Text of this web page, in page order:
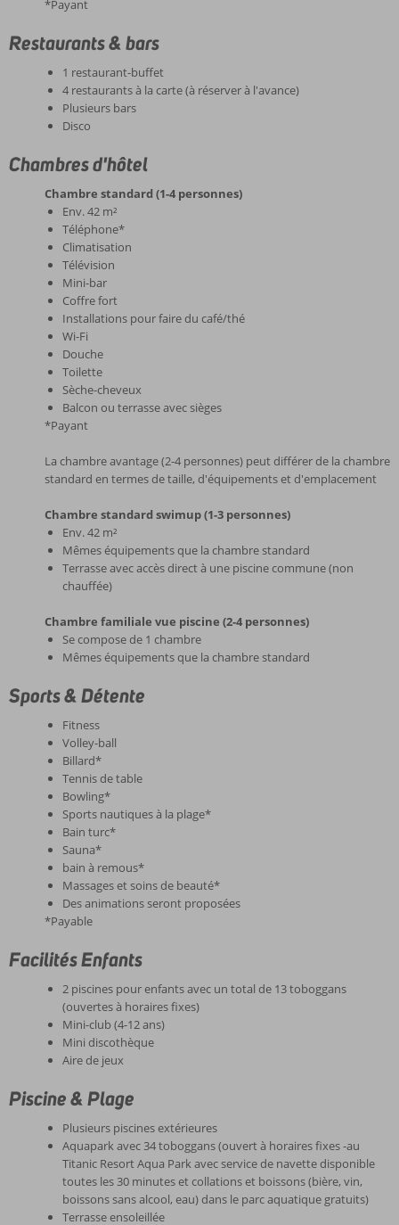
*Payant
Restaurants & bars
1 restaurant-buffet
4 restaurants à la carte (à réserver à l'avance)
Plusieurs bars
Disco
Chambres d'hôtel
Chambre standard (1-4 personnes)
Env. 42 m²
Téléphone*
Climatisation
Télévision
Mini-bar
Coffre fort
Installations pour faire du café/thé
Wi-Fi
Douche
Toilette
Sèche-cheveux
Balcon ou terrasse avec sièges
*Payant
La chambre avantage (2-4 personnes) peut différer de la chambre
standard en termes de taille, d'équipements et d'emplacement
Chambre standard swimup (1-3 personnes)
Env. 42 m²
Mêmes équipements que la chambre standard
Terrasse avec accès direct à une piscine commune (non
chauffée)
Chambre familiale vue piscine (2-4 personnes)
Se compose de 1 chambre
Mêmes équipements que la chambre standard
Sports & Détente
Fitness
Volley-ball
Billard*
Tennis de table
Bowling*
Sports nautiques à la plage*
Bain turc*
Sauna*
bain à remous*
Massages et soins de beauté*
Des animations seront proposées
*Payable
Facilités Enfants
2 piscines pour enfants avec un total de 13 toboggans
(ouvertes à horaires fixes)
Mini-club (4-12 ans)
Mini discothèque
Aire de jeux
Piscine & Plage
Plusieurs piscines extérieures
Aquapark avec 34 toboggans (ouvert à horaires fixes -au
Titanic Resort Aqua Park avec service de navette disponible
toutes les 30 minutes et collations et boissons (bière, vin,
boissons sans alcool, eau) dans le parc aquatique gratuits)
Terrasse ensoleillée